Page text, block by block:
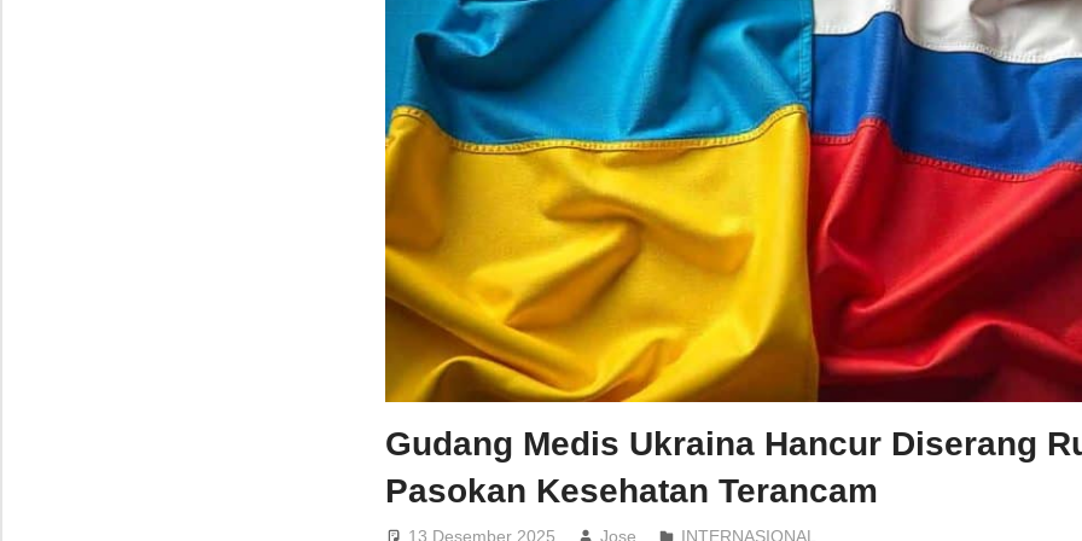
Gudang Medis Ukraina Hancur Diserang
Pasokan Kesehatan Terancam
13 Desember 2025 Jose INTERNASIONAL